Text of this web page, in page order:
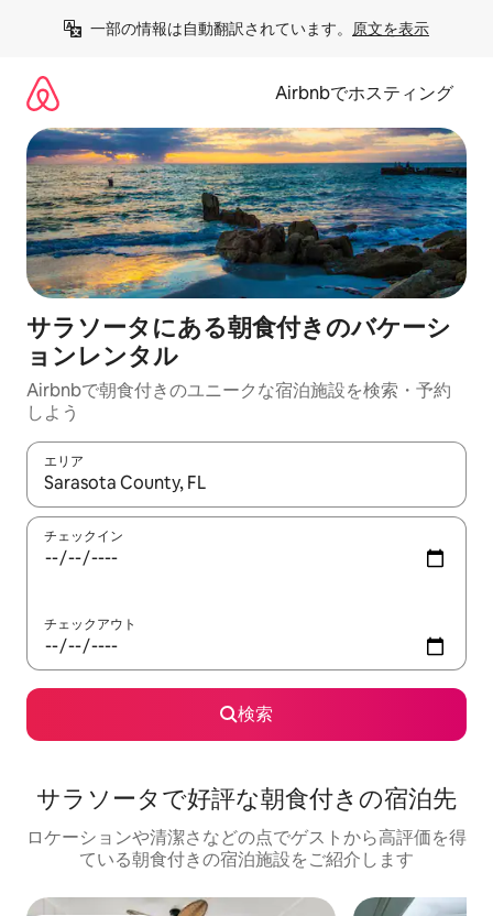
一部の情報は自動翻訳されています。 原文を表示
Airbnbでホスティング
サラソータにある朝食付きのバケーシ
ョンレンタル
Airbnbで朝食付きのユニークな宿泊施設を検索・予約
しよう
エリア
検索結果が表示されたら、上下の矢印キーを使って移動するか
チェックイン
チェックアウト
検索
サラソータで好評な朝食付きの宿泊先
ロケーションや清潔さなどの点でゲストから高評価を得
ている朝食付きの宿泊施設をご紹介します